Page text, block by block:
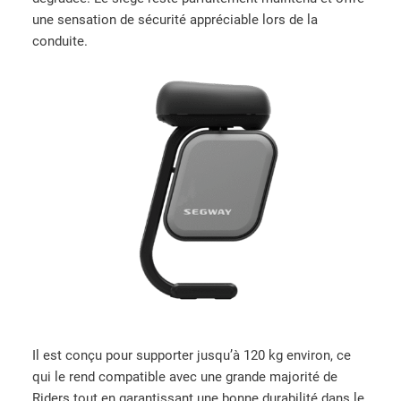
une sensation de sécurité appréciable lors de la
conduite.
Il est conçu pour supporter jusqu’à 120 kg environ, ce
qui le rend compatible avec une grande majorité de